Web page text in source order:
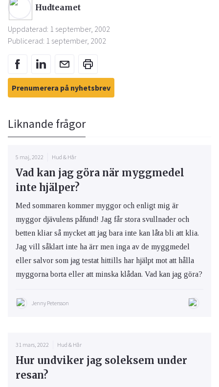
Hudteamet
Uppdaterad: 1 september, 2002
Publicerad: 1 september, 2002
Prenumerera på nyhetsbrev
Liknande frågor
5 maj, 2022 Hud & Hår
Vad kan jag göra när myggmedel
inte hjälper?
Med sommaren kommer myggor och enligt mig är
myggor djävulens påfund! Jag får stora svullnader och
betten kliar så mycket att jag bara inte kan låta bli att klia.
Jag vill såklart inte ha ärr men inga av de myggmedel
eller salvor som jag testat hittills har hjälpt mot att hålla
myggorna borta eller att minska klådan. Vad kan jag göra?
Jenny Petersson
31 mars, 2022 Hud & Hår
Hur undviker jag soleksem under
resan?